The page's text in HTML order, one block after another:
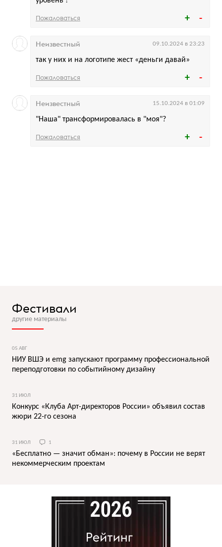
Пожаловаться
так у них и на логотипе жест «деньги давай»
Неизвестный 09.10.2024 в 23:23
Пожаловаться
"Наша" трансформировалась в "моя"?
Неизвестный 15.10.2024 в 01:09
Пожаловаться
Фестивали
другие материалы
05 АВГ
НИУ ВШЭ и emg запускают программу профессиональной
переподготовки по событийному дизайну
31 ИЮЛ
Конкурс «Клуба Арт-директоров России» объявил состав
жюри 22-го сезона
31 ИЮЛ 1
«Бесплатно — значит обман»: почему в России не верят
некоммерческим проектам